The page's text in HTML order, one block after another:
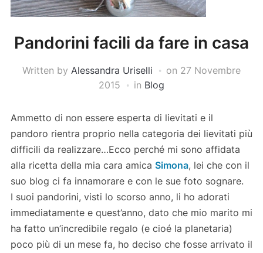
Pandorini facili da fare in casa
Written by Alessandra Uriselli on 27 Novembre
2015
in Blog
Ammetto di non essere esperta di lievitati e il
pandoro rientra proprio nella categoria dei lievitati più
difficili da realizzare…Ecco perché mi sono affidata
alla ricetta della mia cara amica Simona, lei che con il
suo blog ci fa innamorare e con le sue foto sognare.
I suoi pandorini, visti lo scorso anno, li ho adorati
immediatamente e quest’anno, dato che mio marito mi
ha fatto un’incredibile regalo (e cioé la planetaria)
poco più di un mese fa, ho deciso che fosse arrivato il